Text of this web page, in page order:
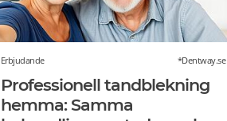
Erbjudande *Dentway.se
Professionell tandblekning
hemma: Samma